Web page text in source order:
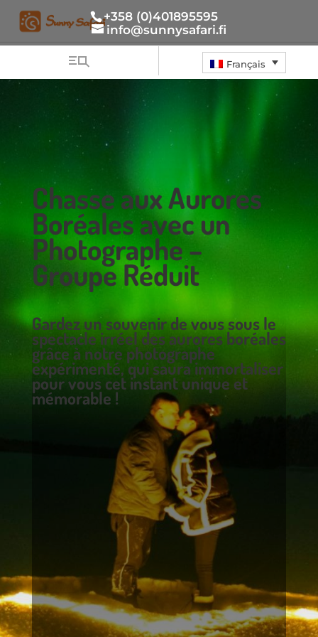
+358 (0)401895595
info@sunnysafari.fi
Français
Chasse aux Aurores
Boréales avec un
Photographe –
Groupe Réduit
Gardez un souvenir de vous sous le
spectacle irréel des aurores boréales
grâce à notre photographe
expérimenté, qui saura immortaliser
pour vous cet instant unique et
mémorable !